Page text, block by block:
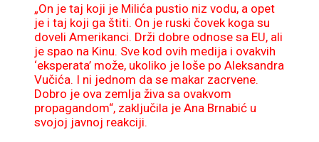
„On je taj koji je Milića pustio niz vodu, a opet
je i taj koji ga štiti. On je ruski čovek koga su
doveli Amerikanci. Drži dobre odnose sa EU, ali
je spao na Kinu. Sve kod ovih medija i ovakvih
‘eksperata’ može, ukoliko je loše po Aleksandra
Vučića. I ni jednom da se makar zacrvene.
Dobro je ova zemlja živa sa ovakvom
propagandom“, zaključila je Ana Brnabić u
svojoj javnoj reakciji.